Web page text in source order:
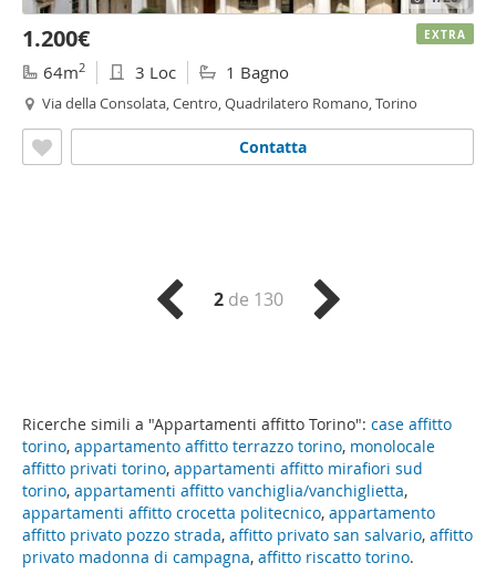
Ricerche simili a "Appartamenti affitto Torino": case affitto
torino, appartamento affitto terrazzo torino, monolocale
affitto privati torino, appartamenti affitto mirafiori sud
torino, appartamenti affitto vanchiglia/vanchiglietta,
appartamenti affitto crocetta politecnico, appartamento
affitto privato pozzo strada, affitto privato san salvario, affitto
privato madonna di campagna, affitto riscatto torino.
1.200€
64m2 3 Loc 1 Bagno
Via della Consolata, Centro, Quadrilatero Romano, Torino
Contatta
EXTRA
2de 130